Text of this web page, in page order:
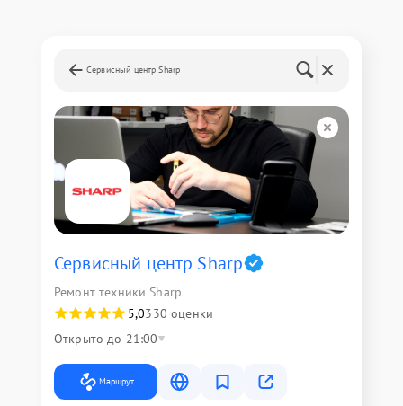
Сервисный центр Sharp
Сервисный центр Sharp
Ремонт техники Sharp
5,0330 оценки
Открыто до 21:00
Маршрут